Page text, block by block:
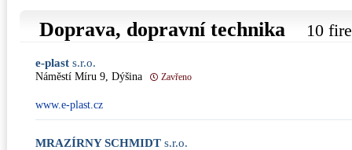
Doprava, dopravní technika 10
e-plast s.r.o.
Náměstí Míru 9, Dýšina Zavřeno
www.e-plast.cz
MRAZÍRNY SCHMIDT s.r.o.